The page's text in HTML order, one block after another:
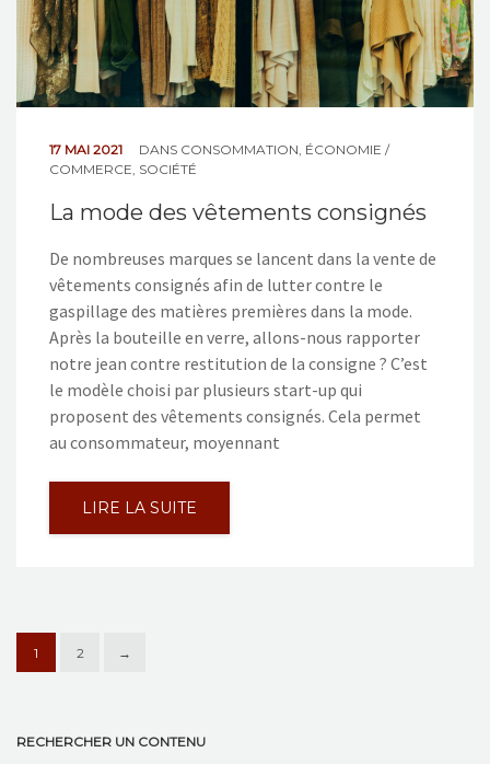
17 MAI 2021 DANS CONSOMMATION, ÉCONOMIE /
COMMERCE, SOCIÉTÉ
La mode des vêtements consignés
De nombreuses marques se lancent dans la vente de
vêtements consignés afin de lutter contre le
gaspillage des matières premières dans la mode.
Après la bouteille en verre, allons-nous rapporter
notre jean contre restitution de la consigne ? C’est
le modèle choisi par plusieurs start-up qui
proposent des vêtements consignés. Cela permet
au consommateur, moyennant
LIRE LA SUITE
1 2 →
RECHERCHER UN CONTENU